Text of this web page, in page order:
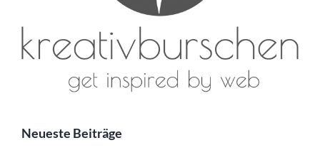
Neueste Beiträge